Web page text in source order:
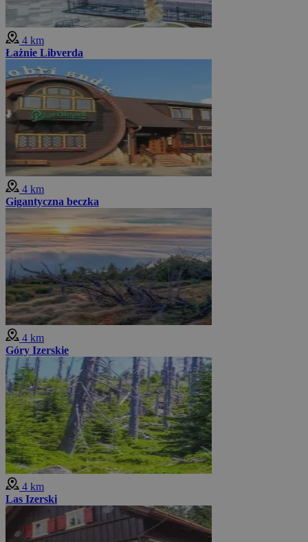
4 km
Łażnie Libverda
4 km
Gigantyczna beczka
4 km
Góry Izerskie
4 km
Las Izerski